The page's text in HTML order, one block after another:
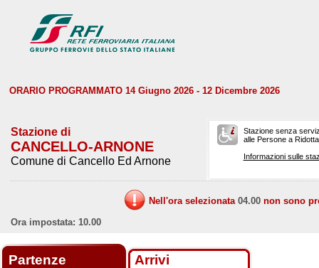
ORARIO PROGRAMMATO 14 Giugno 2026 - 12 Dicembre 2026
Stazione di
CANCELLO-ARNONE
Comune di Cancello Ed Arnone
Stazione senza
alle Persone a
Informazioni sulle
Nell'ora selezionata 04.00 non sono
Ora impostata: 10.00
Partenze Arrivi